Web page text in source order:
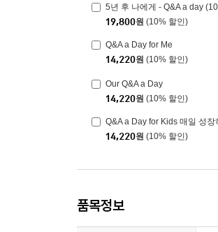
5년 후 나에게 - Q&A a day
19,800원 (10% 할인)
Q&A a Day for Me
14,220원 (10% 할인)
Our Q&A a Day
14,220원 (10% 할인)
Q&A a Day for Kids 매일 성장
14,220원 (10% 할인)
품목정보